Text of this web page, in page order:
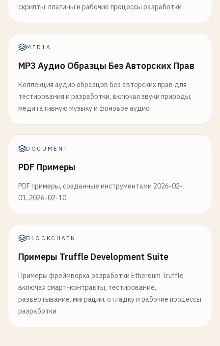
скрипты, плагины и рабочие процессы разработки
MEDIA
MP3 Аудио Образцы Без Авторских Прав
Коллекция аудио образцов без авторских прав для
тестирования и разработки, включая звуки природы,
медитативную музыку и фоновое аудио
DOCUMENT
PDF Примеры
PDF примеры, созданные инструментами 2026-02-
01..2026-02-10
BLOCKCHAIN
Примеры Truffle Development Suite
Примеры фреймворка разработки Ethereum Truffle
включая смарт-контракты, тестирование,
развертывание, миграции, отладку и рабочие процессы
разработки